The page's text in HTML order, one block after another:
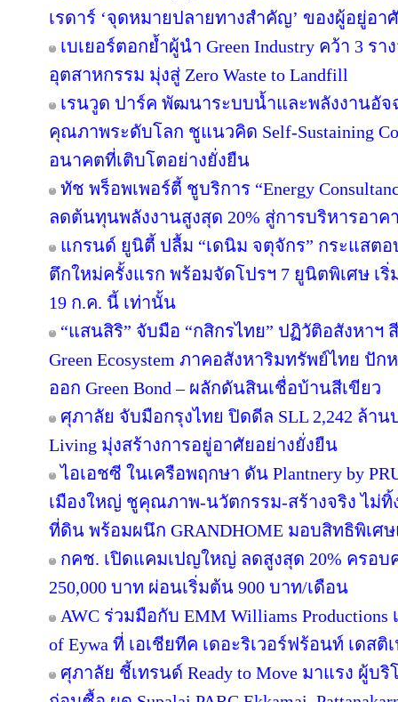
เรดาร์ ‘จุดหมายปลายทางสำคัญ’ ของผู้อยู่อ
เบเยอร์ตอกย้ำผู้นำ Green Industry คว้า 3 ร
อุตสาหกรรม มุ่งสู่ Zero Waste to Landfill
เรนวูด ปาร์ค พัฒนาระบบน้ำและพลังงานอั
คุณภาพระดับโลก ชูแนวคิด Self-Sustaining
อนาคตที่เติบโตอย่างยั่งยืน
ทัช พร็อพเพอร์ตี้ ชูบริการ “Energy
ลดต้นทุนพลังงานสูงสุด 20% สู่การบริหารอาค
แกรนด์ ยูนิตี้ ปลื้ม “เดนิม จตุจักร” กระแสตอ
ตึกใหม่ครั้งแรก พร้อมจัดโปรฯ 7 ยูนิตพิเศษ เริ่
19 ก.ค. นี้ เท่านั้น
“แสนสิริ” จับมือ “กสิกรไทย” ปฏิวัติอสังหาฯ
Green Ecosystem ภาคอสังหาริมทรัพย์ไทย ปัก
ออก Green Bond – ผลักดันสินเชื่อบ้านสีเขียว
ศุภาลัย จับมือกรุงไทย ปิดดีล SLL 2,242 ล้าน
Living มุ่งสร้างการอยู่อาศัยอย่างยั่งยืน
ไอเอชซี ในเครือพฤกษา ดัน Plantnery by
เมืองใหญ่ ชูคุณภาพ-นวัตกรรม-สร้างจริง ไม่ทิ้
ที่ดิน พร้อมผนึก GRANDHOME มอบสิทธิพิเศ
กคช. เปิดแคมเปญใหญ่ ลดสูงสุด 20% ครอบ
250,000 บาท ผ่อนเริ่มต้น 900 บาท/เดือน
AWC ร่วมมือกับ EMM Williams Productions
of Eywa ที่ เอเชียทีค เดอะริเวอร์ฟร้อนท์ เดสติ
ศุภาลัย ชี้เทรนด์ Ready to Move มาแรง ผู้